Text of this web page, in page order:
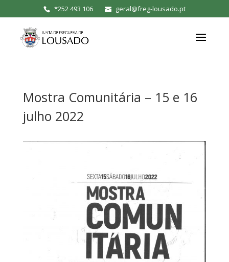
*252 493 106 geral@freg-lousado.pt
Mostra Comunitária – 15 e 16
julho 2022